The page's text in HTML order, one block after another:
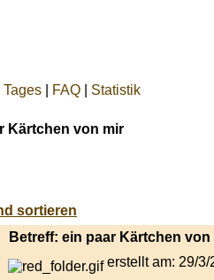
Tages FAQ Statistik
Kärtchen von mir
Betreff: ein paar Kärtchen von
erstellt am: 29/